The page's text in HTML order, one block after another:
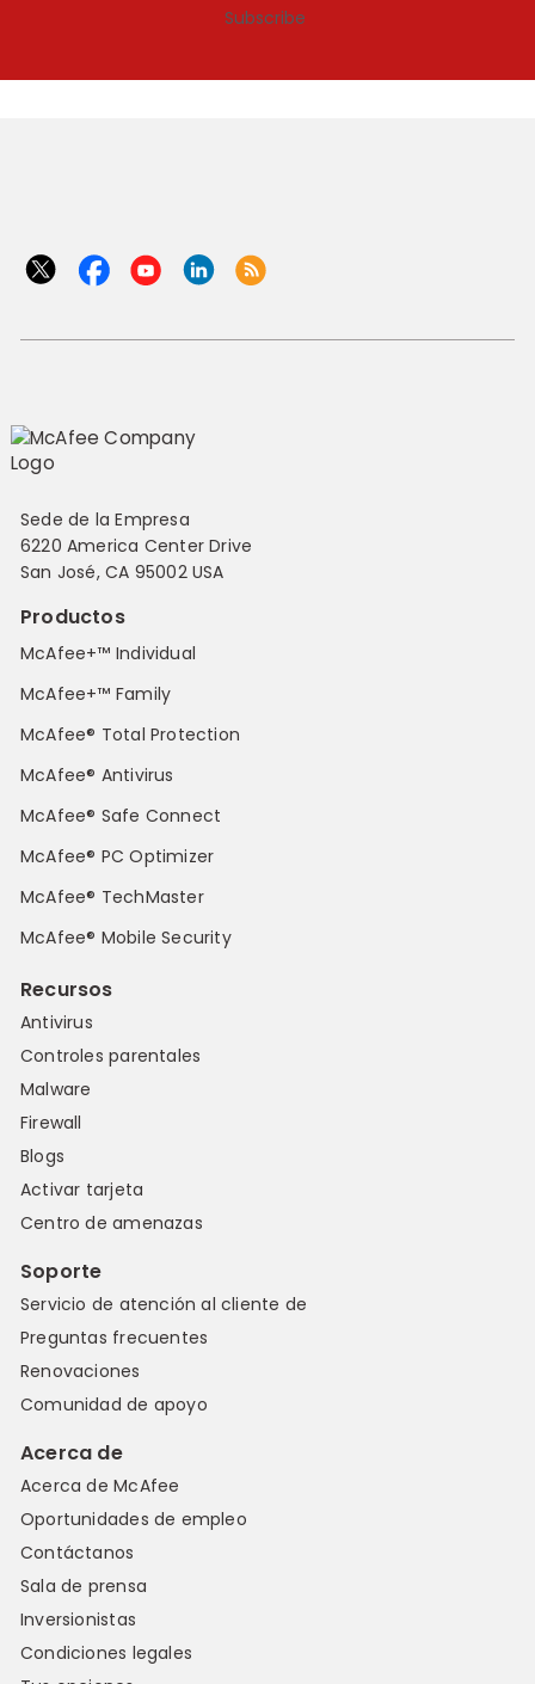
Subscribe
Sede de la Empresa
6220 America Center Drive
San José, CA 95002 USA
Productos
McAfee+™ Individual
McAfee+™ Family
McAfee® Total Protection
McAfee® Antivirus
McAfee® Safe Connect
McAfee® PC Optimizer
McAfee® TechMaster
McAfee® Mobile Security
Recursos
Antivirus
Controles parentales
Malware
Firewall
Blogs
Activar tarjeta
Centro de amenazas
Soporte
Servicio de atención al cliente de
Preguntas frecuentes
Renovaciones
Comunidad de apoyo
Acerca de
Acerca de McAfee
Oportunidades de empleo
Contáctanos
Sala de prensa
Inversionistas
Condiciones legales